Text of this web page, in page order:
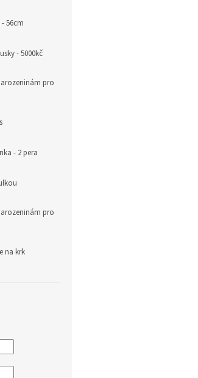
56cm
- 5000kč
pro
- 2 pera
pro
na krk